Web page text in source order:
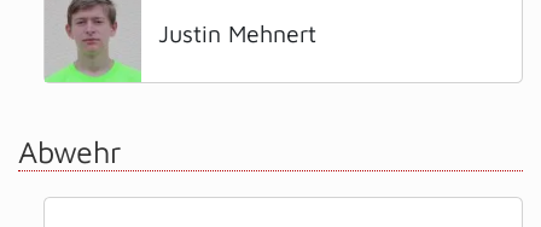
Justin Mehnert
Abwehr